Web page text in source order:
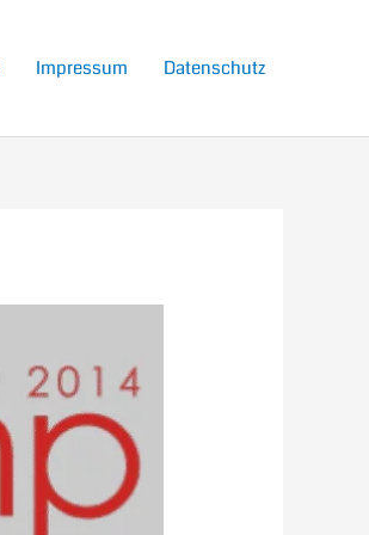
Impressum Datenschutz